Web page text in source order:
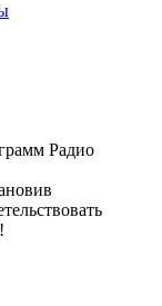
Радио